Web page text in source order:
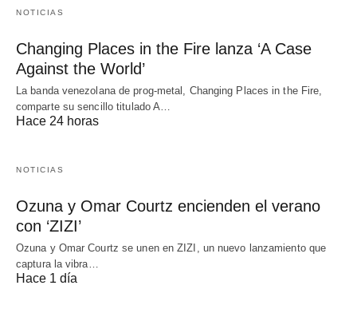
NOTICIAS
Changing Places in the Fire lanza ‘A Case
Against the World’
La banda venezolana de prog-metal, Changing Places in the Fire,
comparte su sencillo titulado A…
Hace 24 horas
NOTICIAS
Ozuna y Omar Courtz encienden el verano
con ‘ZIZI’
Ozuna y Omar Courtz se unen en ZIZI, un nuevo lanzamiento que
captura la vibra…
Hace 1 día